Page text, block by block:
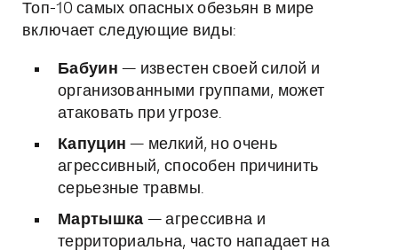
Топ-10 самых опасных обезьян в мире
включает следующие виды:
Бабуин — известен своей силой и
организованными группами, может
атаковать при угрозе.
Капуцин — мелкий, но очень
агрессивный, способен причинить
серьезные травмы.
Мартышка — агрессивна и
территориальна, часто нападает на